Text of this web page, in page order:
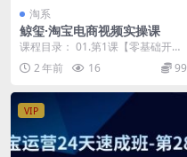
淘系
鲸玺·淘宝电商视频实操课
课程目录： 01.第1课【零基础开店
一】货品型店铺.mp4 02.第2课【零
基础...2 年前 16 99
VIP